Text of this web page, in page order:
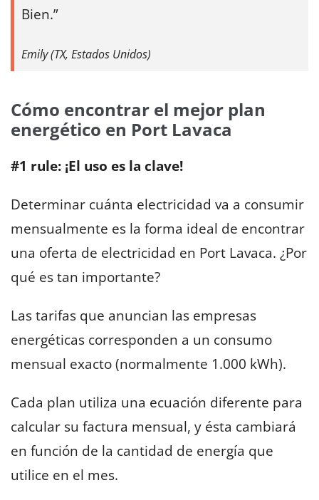
Bien.
Emily (TX, Estados Unidos)
Cómo encontrar el mejor plan
energético en Port Lavaca
#1 rule: ¡El uso es la clave!
Determinar cuánta electricidad va a consumir
mensualmente es la forma ideal de encontrar
una oferta de electricidad en Port Lavaca. ¿Por
qué es tan importante?
Las tarifas que anuncian las empresas
energéticas corresponden a un consumo
mensual exacto (normalmente 1.000 kWh).
Cada plan utiliza una ecuación diferente para
calcular su factura mensual, y ésta cambiará
en función de la cantidad de energía que
utilice en el mes.